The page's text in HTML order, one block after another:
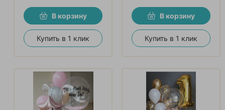
В корзину
Купить в 1 клик
В корзину
Купить в 1 клик